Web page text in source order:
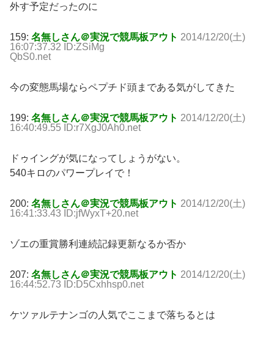
外す予定だったのに
159: 名無しさん＠実況で競馬板アウト 2014/12/20(土)
16:07:37.32 ID:ZSiMg
QbS0.net
今の変態馬場ならペプチド頭まである気がしてきた
199: 名無しさん＠実況で競馬板アウト 2014/12/20(土)
16:40:49.55 ID:r7XgJ0Ah0.net
ドゥイングが気になってしょうがない。
540キロのパワープレイで！
200: 名無しさん＠実況で競馬板アウト 2014/12/20(土)
16:41:33.43 ID:jfWyxT+20.net
ゾエの重賞勝利連続記録更新なるか否か
207: 名無しさん＠実況で競馬板アウト 2014/12/20(土)
16:44:52.73 ID:D5Cxhhsp0.net
ケツァルテナンゴの人気でここまで落ちるとは